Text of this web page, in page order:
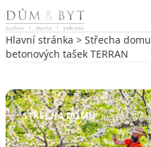
Skip to content
Hlavní stránka > Střecha domu
betonových tašek TERRAN
STŘECHA DOMU